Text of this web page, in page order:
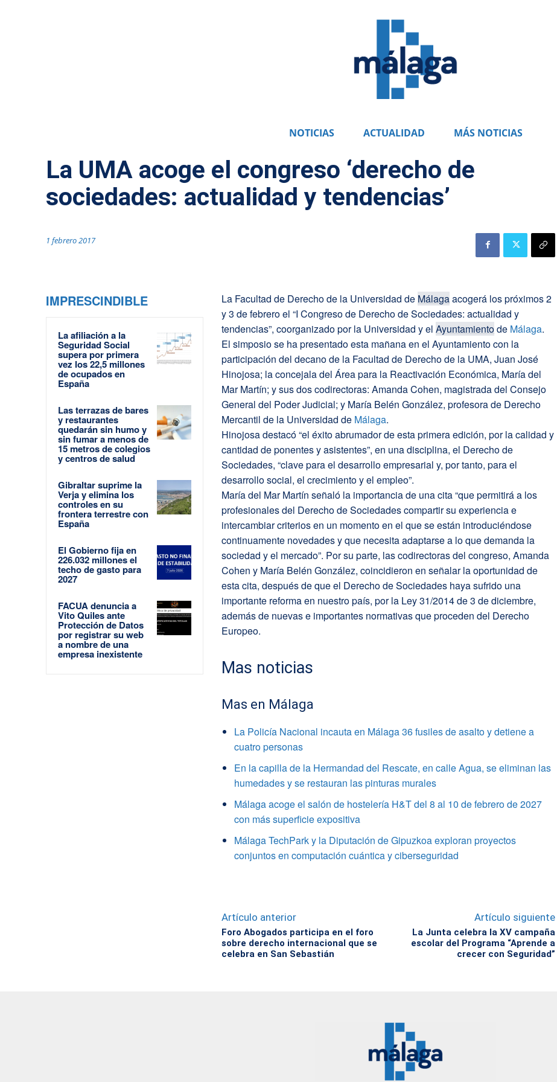
NOTICIAS ACTUALIDAD MÁS NOTICIAS
La UMA acoge el congreso ‘derecho de
sociedades: actualidad y tendencias’
1 febrero 2017
IMPRESCINDIBLE
La afiliación a la
Seguridad Social
supera por primera
vez los 22,5 millones
de ocupados en
España
Las terrazas de bares
y restaurantes
quedarán sin humo y
sin fumar a menos de
15 metros de colegios
y centros de salud
Gibraltar suprime la
Verja y elimina los
controles en su
frontera terrestre con
España
El Gobierno fija en
226.032 millones el
techo de gasto para
2027
FACUA denuncia a
Vito Quiles ante
Protección de Datos
por registrar su web
a nombre de una
empresa inexistente
La Facultad de Derecho de la Universidad de Málagaacogerá los próximos 2
y 3 de febrero el “I Congreso de Derecho de Sociedades: actualidad y
tendencias”, coorganizado por la Universidad y elAyuntamientode Málaga.
El simposio se ha presentado esta mañana en el Ayuntamiento con la
participación del decano de la Facultad de Derecho de la UMA, Juan José
Hinojosa; la concejala del Área para la Reactivación Económica, María del
Mar Martín; y sus dos codirectoras: Amanda Cohen, magistrada del Consejo
General del Poder Judicial; y María Belén González, profesora de Derecho
Mercantil de la Universidad de Málaga.
Hinojosa destacó “el éxito abrumador de esta primera edición, por la calidad y
cantidad de ponentes y asistentes”, en una disciplina, el Derecho de
Sociedades, “clave para el desarrollo empresarial y, por tanto, para el
desarrollo social, el crecimiento y el empleo”.
María del Mar Martín señaló la importancia de una cita “que permitirá a los
profesionales del Derecho de Sociedades compartir su experiencia e
intercambiar criterios en un momento en el que se están introduciéndose
continuamente novedades y que necesita adaptarse a lo que demanda la
sociedad y el mercado”. Por su parte, las codirectoras del congreso, Amanda
Cohen y María Belén González, coincidieron en señalar la oportunidad de
esta cita, después de que el Derecho de Sociedades haya sufrido una
importante reforma en nuestro país, por la Ley 31/2014 de 3 de diciembre,
además de nuevas e importantes normativas que proceden del Derecho
Europeo.
Mas noticias
Mas en Málaga
La Policía Nacional incauta en Málaga 36 fusiles de asalto y detiene a
cuatro personas
En la capilla de la Hermandad del Rescate, en calle Agua, se eliminan las
humedades y se restauran las pinturas murales
Málaga acoge el salón de hostelería H&T del 8 al 10 de febrero de 2027
con más superficie expositiva
Málaga TechPark y la Diputación de Gipuzkoa exploran proyectos
conjuntos en computación cuántica y ciberseguridad
Artículo anterior
Foro Abogados participa en el foro
sobre derecho internacional que se
celebra en San Sebastián
Artículo siguiente
La Junta celebra la XV campaña
escolar del Programa “Aprende a
crecer con Seguridad”